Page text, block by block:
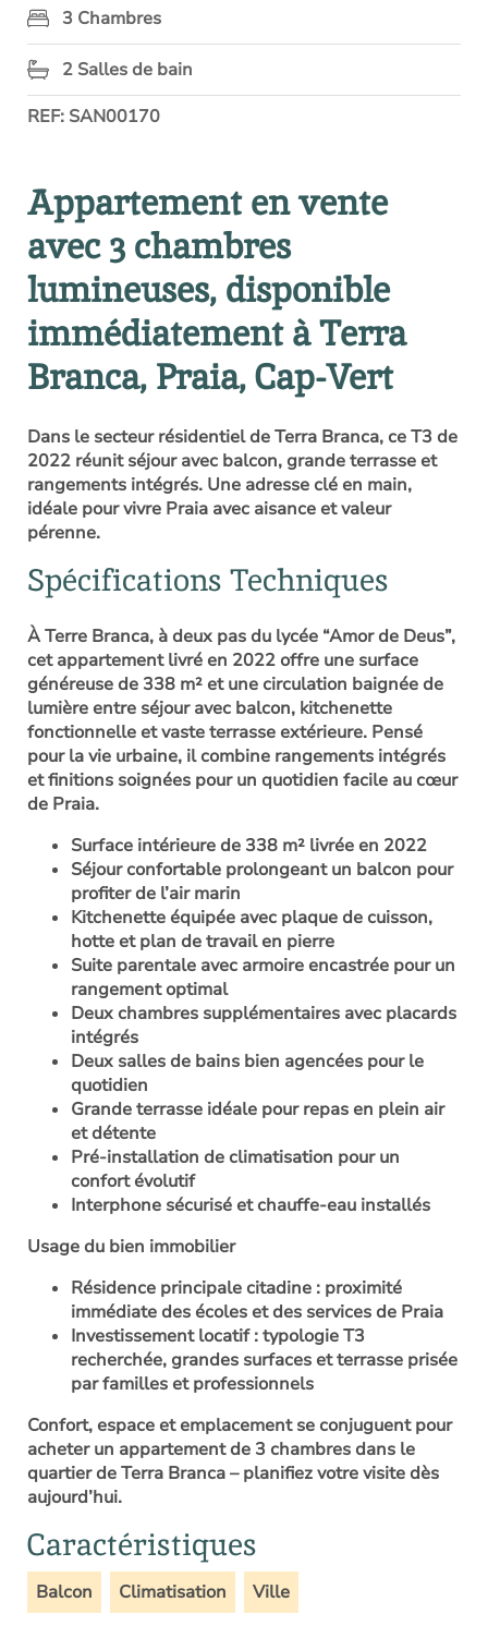
3 Chambres
2 Salles de bain
REF: SAN00170
Appartement en vente
avec 3 chambres
lumineuses, disponible
immédiatement à Terra
Branca, Praia, Cap-Vert
Dans le secteur résidentiel de Terra Branca, ce T3 de
2022 réunit séjour avec balcon, grande terrasse et
rangements intégrés. Une adresse clé en main,
idéale pour vivre Praia avec aisance et valeur
pérenne.
Spécifications Techniques
À Terre Branca, à deux pas du lycée “Amor de Deus”,
cet appartement livré en 2022 offre une surface
généreuse de 338 m² et une circulation baignée de
lumière entre séjour avec balcon, kitchenette
fonctionnelle et vaste terrasse extérieure. Pensé
pour la vie urbaine, il combine rangements intégrés
et finitions soignées pour un quotidien facile au cœur
de Praia.
Surface intérieure de 338 m² livrée en 2022
Séjour confortable prolongeant un balcon pour
profiter de l’air marin
Kitchenette équipée avec plaque de cuisson,
hotte et plan de travail en pierre
Suite parentale avec armoire encastrée pour un
rangement optimal
Deux chambres supplémentaires avec placards
intégrés
Deux salles de bains bien agencées pour le
quotidien
Grande terrasse idéale pour repas en plein air
et détente
Pré-installation de climatisation pour un
confort évolutif
Interphone sécurisé et chauffe-eau installés
Usage du bien immobilier
Résidence principale citadine : proximité
immédiate des écoles et des services de Praia
Investissement locatif : typologie T3
recherchée, grandes surfaces et terrasse prisée
par familles et professionnels
Confort, espace et emplacement se conjuguent pour
acheter un appartement de 3 chambres dans le
quartier de Terra Branca– planifiez votre visite dès
aujourd’hui.
Caractéristiques
Balcon Climatisation Ville